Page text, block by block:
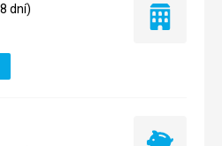
dní)
Iba